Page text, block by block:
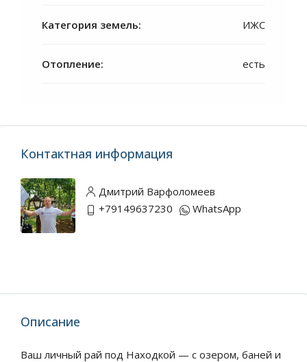
Категория земель: ИЖС
Отопление: есть
Контактная информация
Дмитрий Варфоломеев
+79149637230
WhatsApp
Описание
Ваш личный рай под Находкой — с озером, баней и